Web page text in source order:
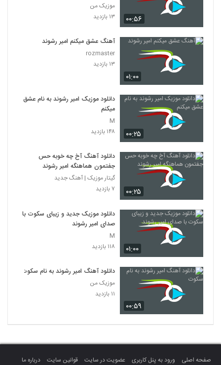
۰۰:۵۶
موزیک من
۱۳ بازدید
۰۱:۰۰
آهنگ عشق میکنم امیر رشوند
rozmaster
۱۳ بازدید
۰۰:۲۵
دانلود موزیک امیر رشوند به نام عشق
میکنم
M
۱۴۸ بازدید
۰۰:۲۵
دانلود آهنگ آخ چه خوبه حس
جفتمون هماهنگه امیر رشوند
گیتار موزیک | آهنگ جدید
۷ بازدید
۰۱:۰۰
دانلود موزیک جدید و زیبای سکوت با
صدای امیر رشوند
M
۱۱۸ بازدید
۰۰:۵۹
دانلود آهنگ امیر رشوند به نام سکوت
موزیک من
۱۱ بازدید
صفحه اصلی ورود به پنل کاربری عضویت در سایت قوانین سایت درباره ما